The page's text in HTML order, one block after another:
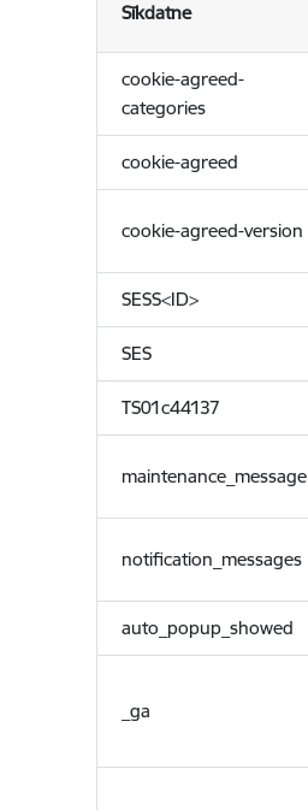
Sīkdatne
cookie-agreed-
categories
cookie-agreed
cookie-agreed-version
SESS<ID>
SES
TS01c44137
maintenance_message
notification_messages
auto_popup_showed
_ga